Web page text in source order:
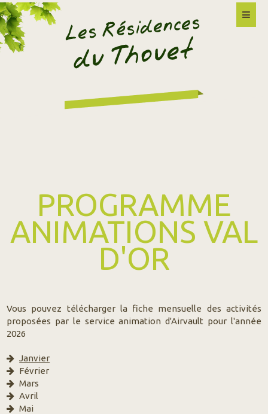
PROGRAMME
ANIMATIONS VAL
D'OR
Vous pouvez télécharger la fiche mensuelle des activités
proposées par le service animation d'Airvault pour l'année
2026
Janvier
Février
Mars
Avril
Mai